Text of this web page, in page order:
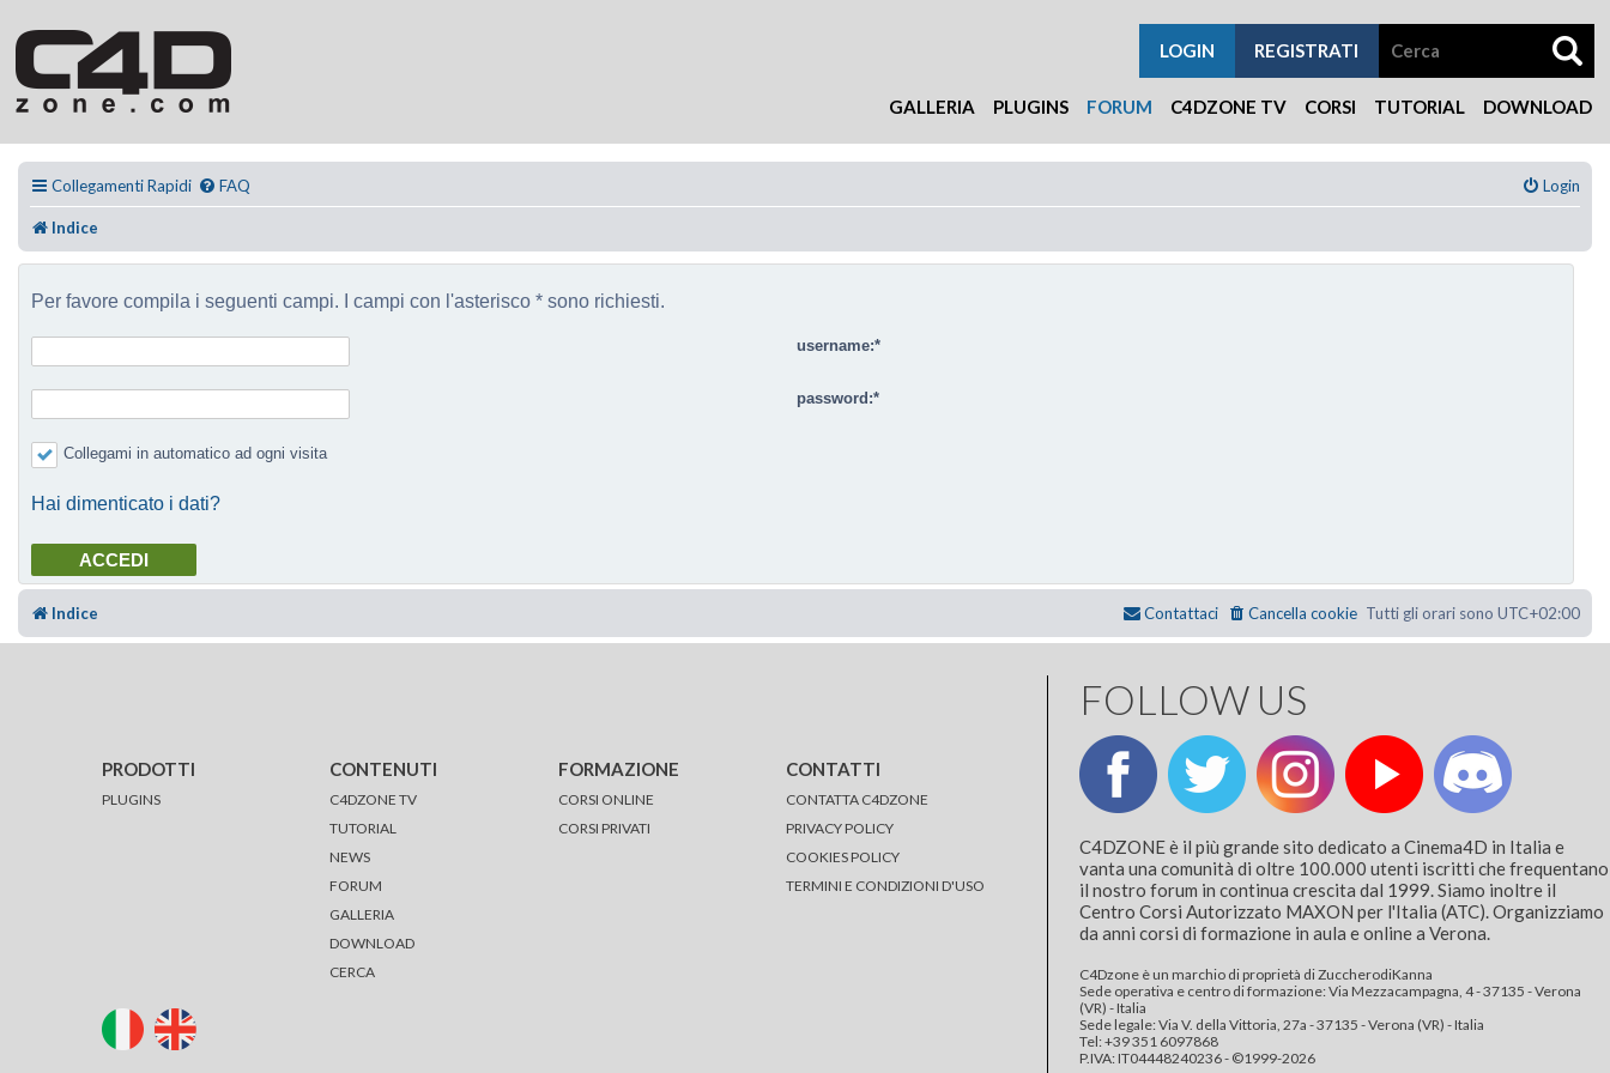
GALLERIA PLUGINS FORUM C4DZONE TV CORSI TUTORIAL DOWNLOAD
REGISTRATI
LOGIN
Collegamenti Rapidi FAQ Login
Indice
Per favore compila i seguenti campi. I campi con l'asterisco * sono richiesti.
username:
password:
Collegami in automatico ad ogni visita
Hai dimenticato i dati?
Indice Tutti gli orari sono UTC+02:00
Cancella cookie
Contattaci
PRODOTTI
PLUGINS
CONTENUTI
C4DZONE TV
TUTORIAL
NEWS
FORUM
GALLERIA
DOWNLOAD
CERCA
FORMAZIONE
CORSI ONLINE
CORSI PRIVATI
CONTATTI
CONTATTA C4DZONE
PRIVACY POLICY
COOKIES POLICY
TERMINI E CONDIZIONI D'USO
FOLLOW US
C4DZONE è il più grande sito dedicato a Cinema4D in Italia e
vanta una comunità di oltre 100.000 utenti iscritti che frequentano
il nostro forum in continua crescita dal 1999. Siamo inoltre il
Centro Corsi Autorizzato MAXON per l'Italia (ATC). Organizziamo
da anni corsi di formazione in aula e online a Verona.
C4Dzone è un marchio di proprietà di ZuccherodiKanna
Sede operativa e centro di formazione: Via Mezzacampagna, 4 - 37135 - Verona
(VR) - Italia
Sede legale: Via V. della Vittoria, 27a - 37135 - Verona (VR) - Italia
Tel: +39 351 6097868‬
P.IVA: IT04448240236 - ©1999-2026